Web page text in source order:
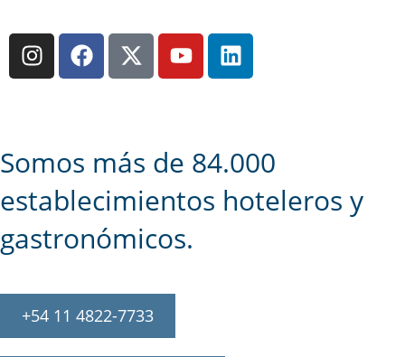
Somos más de 84.000
establecimientos hoteleros y
gastronómicos.
+54 11 4822-7733